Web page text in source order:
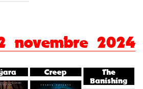
novembre 2024
Creep
The
Banishing